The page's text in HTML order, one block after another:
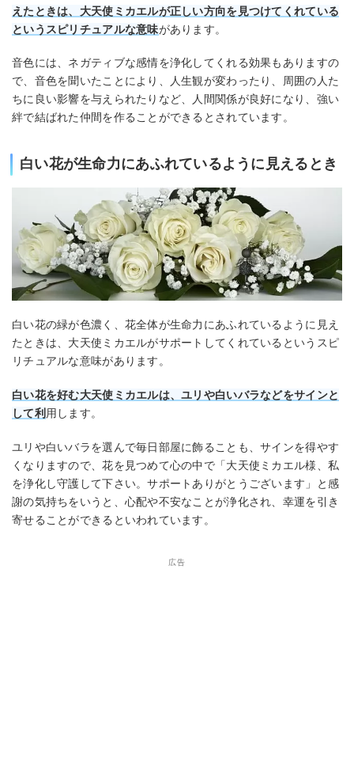
えたときは、大天使ミカエルが正しい方向を見つけてくれている
というスピリチュアルな意味があります。
音色には、ネガティブな感情を浄化してくれる効果もありますの
で、音色を聞いたことにより、人生観が変わったり、周囲の人た
ちに良い影響を与えられたりなど、人間関係が良好になり、強い
絆で結ばれた仲間を作ることができるとされています。
白い花が生命力にあふれているように見えるとき
白い花の緑が色濃く、花全体が生命力にあふれているように見え
たときは、大天使ミカエルがサポートしてくれているというスピ
リチュアルな意味があります。
白い花を好む大天使ミカエルは、ユリや白いバラなどをサインと
して利 用します。
ユリや白いバラを選んで毎日部屋に飾ることも、サインを得やす
くなりますので、花を見つめて心の中で「大天使ミカエル様、私
を浄化し守護して下さい。サポートありがとうございます」と感
謝の気持ちをいうと、心配や不安なことが浄化され、幸運を引き
寄せることができるといわれています。
広告